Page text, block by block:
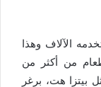
الآلاف وهذا
من أكثر من
بيتزا هت، برغر